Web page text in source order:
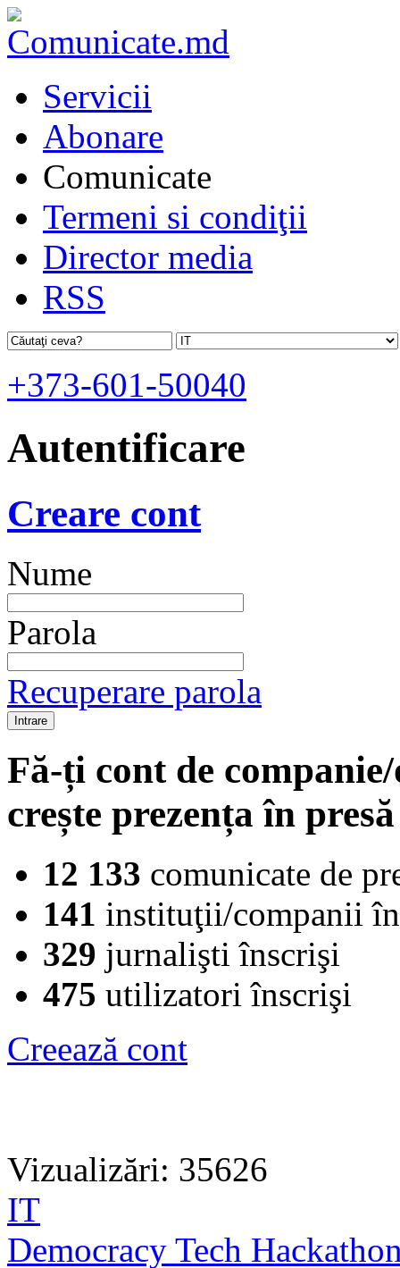
Servicii
Abonare
Comunicate
Termeni si condiţii
Director media
RSS
+373-601-50040
Autentificare
Creare cont
Nume
Parola
Recuperare parola
Fă-ți cont de
crește prezența în
12 133 comunicate de
141 instituţii/companii
329 jurnalişti înscrişi
475 utilizatori înscrişi
Creează cont
Vizualizări: 35626
IT
Democracy Tech